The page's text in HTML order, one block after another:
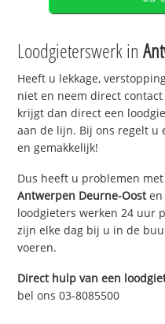
Loodgieterswerk in
Heeft u lekkage,
niet en neem direct contact
krijgt dan direct een
aan de lijn. Bij ons regelt u
en gemakkelijk!
Dus heeft u problemen
Antwerpen Deurne-Oosten
loodgieters werken 24 uur
zijn elke dag bij u in de
voeren.
Direct hulp van een
bel ons 03-8085500